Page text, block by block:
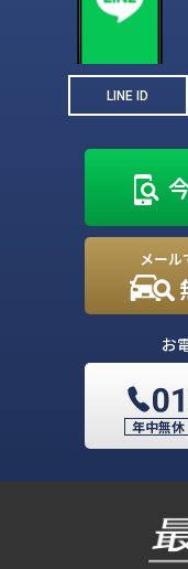
LINE ID
メール
お
年中無休